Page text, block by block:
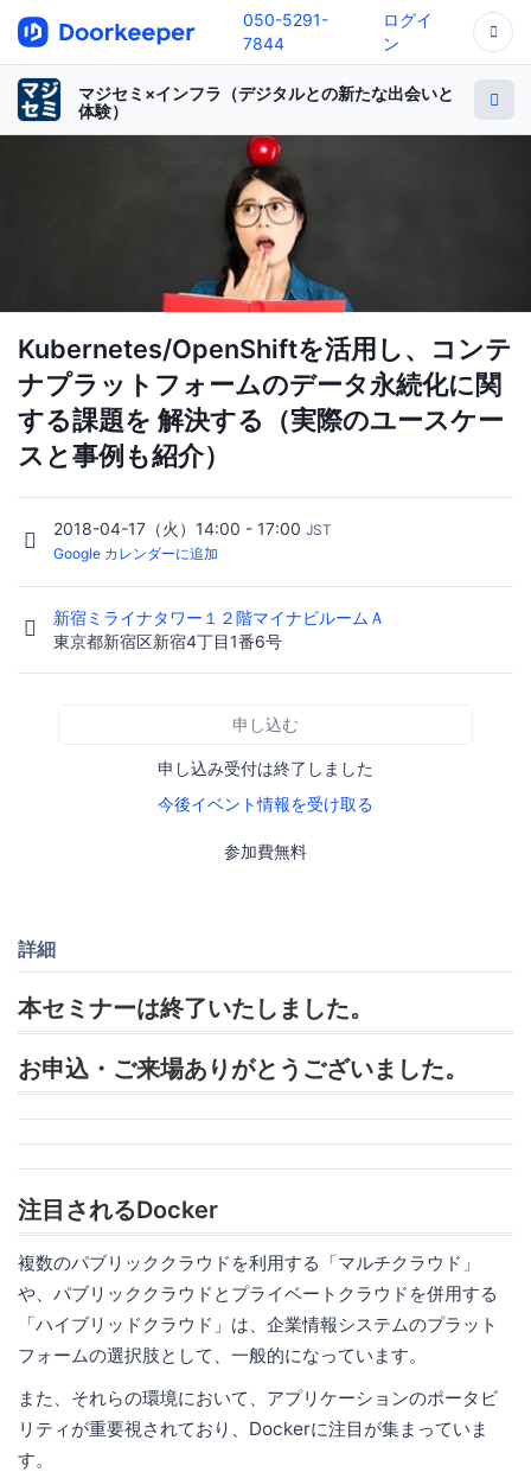
050-5291-
7844
ログイ
ン
マジセミ×インフラ（デジタルとの新たな出会いと
体験）
Kubernetes/OpenShiftを活用し、コンテ
ナプラットフォームのデータ永続化に関
する課題を 解決する（実際のユースケー
スと事例も紹介）
2018-04-17（火）14:00 - 17:00 JST
Google カレンダーに追加
新宿ミライナタワー１２階マイナビルームＡ
東京都新宿区新宿4丁目1番6号
申し込む
申し込み受付は終了しました
今後イベント情報を受け取る
参加費無料
詳細
本セミナーは終了いたしました。
お申込・ご来場ありがとうございました。
注目されるDocker
複数のパブリッククラウドを利用する「マルチクラウド」
や、パブリッククラウドとプライベートクラウドを併用する
「ハイブリッドクラウド」は、企業情報システムのプラット
フォームの選択肢として、一般的になっています。
また、それらの環境において、アプリケーションのポータビ
リティが重要視されており、Dockerに注目が集まっていま
す。